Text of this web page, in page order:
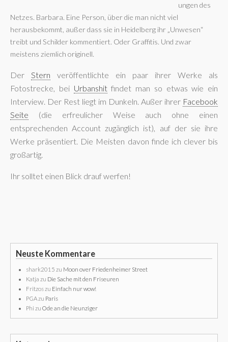
ungen des
Netzes. Barbara. Eine Person, über die man nicht viel
herausbekommt, außer dass sie in Heidelberg ihr „Unwesen“
treibt und Schilder kommentiert. Oder Graffitis. Und zwar
meistens ziemlich originell.
Der Stern veröffentlichte ein paar ihrer Werke als
Fotostrecke, bei Urbanshitfindet man so etwas wie ein
Interview. Der Rest liegt im Dunkeln. Außer ihrer Facebook
Seite (die erfreulicher Weise auch ohne einen
entsprechenden Account zugänglich ist), auf der sie ihre
Werke präsentiert. Die Meisten davon finde ich clever bis
großartig.
Ihr solltet einen Blick drauf werfen!
Neuste Kommentare
shark2015 zu Moon over Friedenheimer Street
Katja zu Die Sache mit den Friseuren
Fritzoszu Einfach nur wow!
PGAzu Paris
Phi zu Ode an die Neunziger